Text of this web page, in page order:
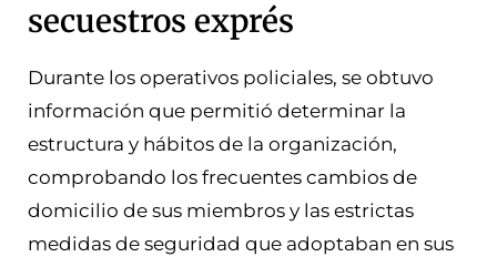
secuestros exprés
Durante los operativos policiales, se obtuvo
información que permitió determinar la
estructura y hábitos de la organización,
comprobando los frecuentes cambios de
domicilio de sus miembros y las estrictas
medidas de seguridad que adoptaban en sus